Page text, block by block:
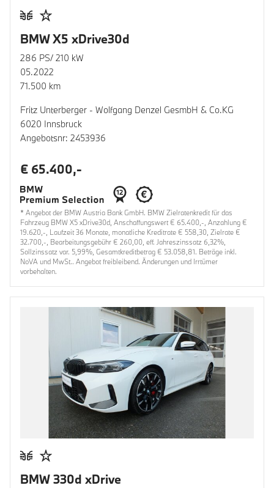
BMW X5 xDrive30d
286 PS/ 210 kW
05.2022
71.500 km
Fritz Unterberger - Wolfgang Denzel GesmbH & Co.KG
6020 Innsbruck
Angebotsnr: 2453936
€ 65.400,-
* Angebot der BMW Austria Bank GmbH. BMW Zielratenkredit für das
Fahrzeug BMW X5 xDrive30d, Anschaffungswert € 65.400,-, Anzahlung €
19.620,-, Laufzeit 36 Monate, monatliche Kreditrate € 558,30, Zielrate €
32.700,-, Bearbeitungsgebühr € 260,00, eff. Jahreszinssatz 6,32%,
Sollzinssatz var. 5,99%, Gesamtkreditbetrag € 53.058,81. Beträge inkl.
NoVA und MwSt.. Angebot freibleibend. Änderungen und Irrtümer
vorbehalten.
BMW 330d xDrive